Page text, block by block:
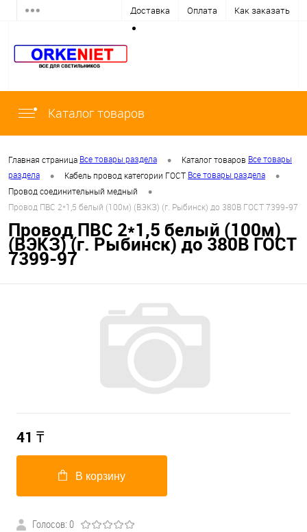
Доставка Оплата Как заказать
Каталог товаров
Главная страница Все товары раздела • Каталог товаров Все товары
раздела
• Кабель провод категории ГОСТ Все товары раздела •
Провод соединительный медный •
Провод ПВС 2*1,5 белый (100м) (ВЭКЗ) (г. Рыбинск) до 380В ГОСТ 7399-97
Провод ПВС 2*1,5 белый (100м)
(ВЭКЗ) (г. Рыбинск) до 380В ГОСТ
7399-97
41 ₸
В корзину
Голосов: 0